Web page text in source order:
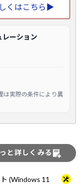
くはこちら▶
レーション
は実際の条件により異
と詳しくみる
(Windows 11